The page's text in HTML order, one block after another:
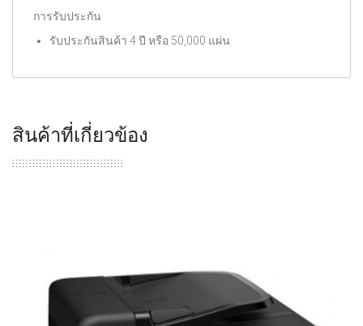
การรับประกัน
รับประกันสินค้า 4 ปี หรือ 50,000 แผ่น
สินค้าที่เกี่ยวข้อง